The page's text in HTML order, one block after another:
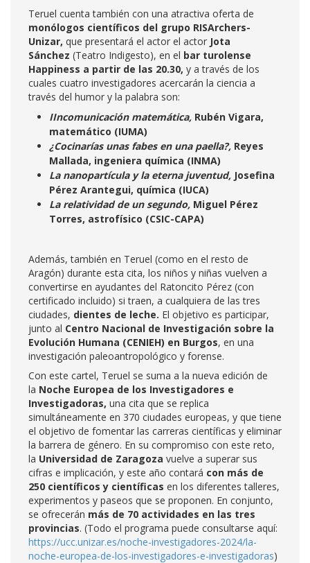
Teruel cuenta también con una atractiva oferta de
monólogos científicos del grupo RISArchers-
Unizar, que presentará el actor el actor Jota
Sánchez (Teatro Indigesto), en el bar turolense
Happiness a partir de las 20.30, y a través de los
cuales cuatro investigadores acercarán la ciencia a
través del humor y la palabra son:
IIncomunicación matemática, Rubén Vigara,
matemático (IUMA)
¿Cocinarías unas fabes en una paella?, Reyes
Mallada, ingeniera química (INMA)
La nanopartícula y la eterna juventud, Josefina
Pérez Arantegui, química (IUCA)
La relatividad de un segundo, Miguel Pérez
Torres, astrofísico (CSIC-CAPA)
Además, también en Teruel (como en el resto de
Aragón) durante esta cita, los niños y niñas vuelven a
convertirse en ayudantes del Ratoncito Pérez (con
certificado incluido) si traen, a cualquiera de las tres
ciudades, dientes de leche. El objetivo es participar,
junto al Centro Nacional de Investigación sobre la
Evolución Humana (CENIEH) en Burgos, en una
investigación paleoantropológico y forense.
Con este cartel, Teruel se suma a la nueva edición de
la Noche Europea de los Investigadores e
Investigadoras, una cita que se replica
simultáneamente en 370 ciudades europeas, y que tiene
el objetivo de fomentar las carreras científicas y eliminar
la barrera de género. En su compromiso con este reto,
la Universidad de Zaragoza vuelve a superar sus
cifras e implicación, y este año contará con más de
250 científicos y científicas en los diferentes talleres,
experimentos y paseos que se proponen. En conjunto,
se ofrecerán más de 70 actividades en las tres
provincias. (Todo el programa puede consultarse aquí:
https://ucc.unizar.es/noche-investigadores-2024/la-
noche-europea-de-los-investigadores-e-investigadoras)